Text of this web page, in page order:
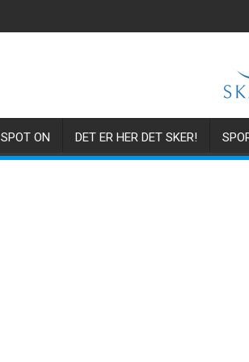
SPOT ON DET ER HER DET SKER!